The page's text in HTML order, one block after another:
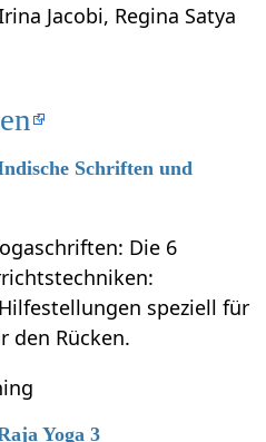
Jacobi, Regina Satya
Schriften und
Die 6
speziell für
den Rücken.
Yoga 3